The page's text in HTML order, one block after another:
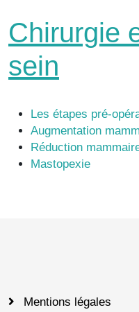
Chirurgie
sein
Les étapes pré-
Augmentation
Réduction
Mastopexie
Mentions légales